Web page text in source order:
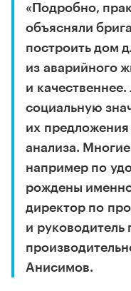
«Подробно,
объясняли
построить дом
из аварийного
и
социальную
их
анализа.
например по
рождены
директор по
и
Анисимов.